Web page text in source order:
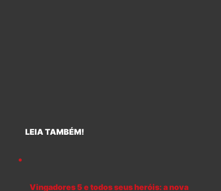
LEIA TAMBÉM!
Vingadores 5 e todos seus heróis: a nova